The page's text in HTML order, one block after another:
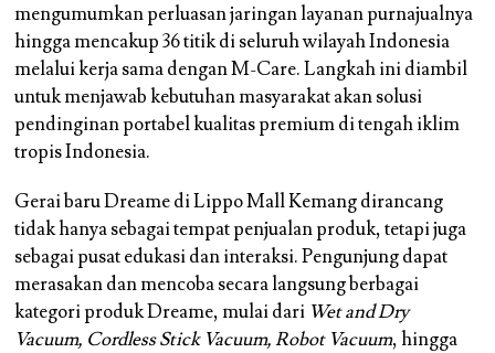
mengumumkan perluasan jaringan layanan purnajualnya
hingga mencakup 36 titik di seluruh wilayah Indonesia
melalui kerja sama dengan M-Care. Langkah ini diambil
untuk menjawab kebutuhan masyarakat akan solusi
pendinginan portabel kualitas premium di tengah iklim
tropis Indonesia.
Gerai baru Dreame di Lippo Mall Kemang dirancang
tidak hanya sebagai tempat penjualan produk, tetapi juga
sebagai pusat edukasi dan interaksi. Pengunjung dapat
merasakan dan mencoba secara langsung berbagai
kategori produk Dreame, mulai dari Wet and Dry
Vacuum, Cordless Stick Vacuum, Robot Vacuum, hingga